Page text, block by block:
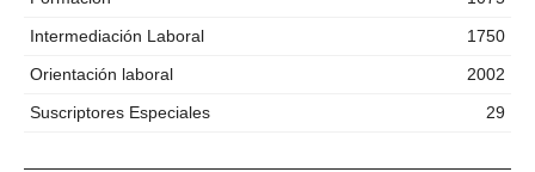
Intermediación Laboral
1750
Orientación laboral
2002
Suscriptores Especiales
29